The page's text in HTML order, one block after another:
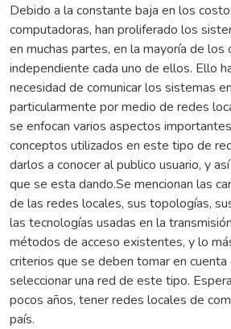
Debido a la constante baja en los
computadoras, han proliferado los
en muchas partes, en la mayoría de los
independiente cada uno de ellos. Ello
necesidad de comunicar los sis­temas
particularmente por medio de redes
se enfocan varios aspectos
conceptos utilizados en este tipo de
darlos a conocer al publico usuario, y
que se esta dando.Se mencionan las
de las re­des locales, sus topologías,
las tecnologías usadas en la
métodos de acceso existentes, y lo
criterios que se deben tomar en cuen­ta
seleccionar una red de este tipo.
pocos años, tener redes locales de
país.